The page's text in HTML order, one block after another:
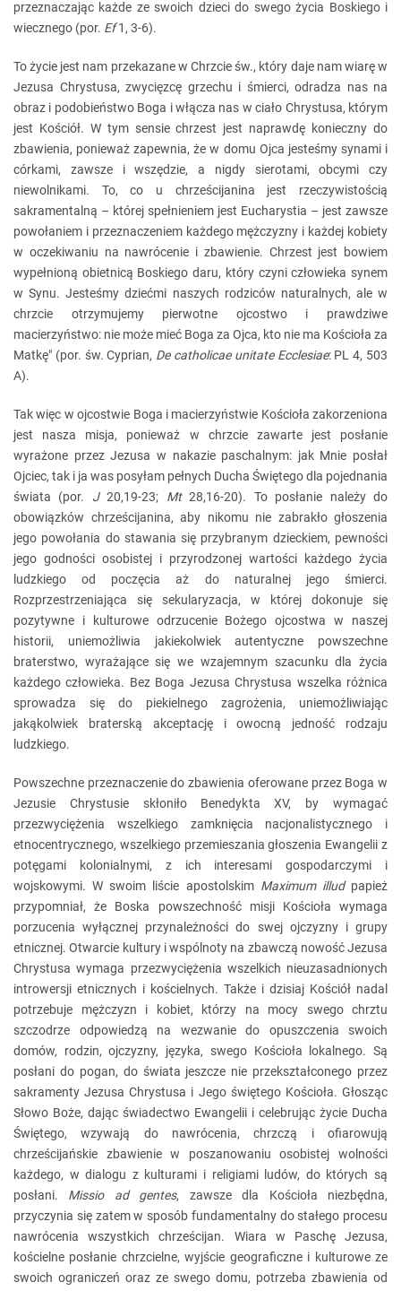
przeznaczając każde ze swoich dzieci do swego życia Boskiego i
wiecznego (por. Ef1, 3-6).
To życie jest nam przekazane w Chrzcie św., który daje nam wiarę w
Jezusa Chrystusa, zwycięzcę grzechu i śmierci, odradza nas na
obraz i podobieństwo Boga i włącza nas w ciało Chrystusa, którym
jest Kościół. W tym sensie chrzest jest naprawdę konieczny do
zbawienia, ponieważ zapewnia, że w domu Ojca jesteśmy synami i
córkami, zawsze i wszędzie, a nigdy sierotami, obcymi czy
niewolnikami. To, co u chrześcijanina jest rzeczywistością
sakramentalną – której spełnieniem jest Eucharystia – jest zawsze
powołaniem i przeznaczeniem każdego mężczyzny i każdej kobiety
w oczekiwaniu na nawrócenie i zbawienie. Chrzest jest bowiem
wypełnioną obietnicą Boskiego daru, który czyni ​​człowieka synem
w Synu. Jesteśmy dziećmi naszych rodziców naturalnych, ale w
chrzcie otrzymujemy pierwotne ojcostwo i prawdziwe
macierzyństwo: nie może mieć Boga za Ojca, kto nie ma Kościoła za
Matkę" (por. św. Cyprian, De catholicae unitate Ecclesiae: PL 4, 503
A).
Tak więc w ojcostwie Boga i macierzyństwie Kościoła zakorzeniona
jest nasza misja, ponieważ w chrzcie zawarte jest posłanie
wyrażone przez Jezusa w nakazie paschalnym: jak Mnie posłał
Ojciec, tak i ja was posyłam pełnych Ducha Świętego dla pojednania
świata (por. J20,19-23; Mt28,16-20). To posłanie należy do
obowiązków chrześcijanina, aby nikomu nie zabrakło głoszenia
jego powołania do stawania się przybranym dzieckiem, pewności
jego godności osobistej i przyrodzonej wartości każdego życia
ludzkiego od poczęcia aż do naturalnej jego śmierci.
Rozprzestrzeniająca się sekularyzacja, w której dokonuje się
pozytywne i kulturowe odrzucenie Bożego ojcostwa w naszej
historii, uniemożliwia jakiekolwiek autentyczne powszechne
braterstwo, wyrażające się we wzajemnym szacunku dla życia
każdego człowieka. Bez Boga Jezusa Chrystusa wszelka różnica
sprowadza się do piekielnego zagrożenia, uniemożliwiając
jakąkolwiek braterską akceptację i owocną jedność rodzaju
ludzkiego.
Powszechne przeznaczenie do zbawienia oferowane przez Boga w
Jezusie Chrystusie skłoniło Benedykta XV, by wymagać
przezwyciężenia wszelkiego zamknięcia nacjonalistycznego i
etnocentrycznego, wszelkiego przemieszania głoszenia Ewangelii z
potęgami kolonialnymi, z ich interesami gospodarczymi i
wojskowymi. W swoim liście apostolskim Maximum illudpapież
przypomniał, że Boska powszechność misji Kościoła wymaga
porzucenia wyłącznej przynależności do swej ojczyzny i grupy
etnicznej. Otwarcie kultury i wspólnoty na zbawczą nowość Jezusa
Chrystusa wymaga przezwyciężenia wszelkich nieuzasadnionych
introwersji etnicznych i kościelnych. Także i dzisiaj Kościół nadal
potrzebuje mężczyzn i kobiet, którzy na mocy swego chrztu
szczodrze odpowiedzą na wezwanie do opuszczenia swoich
domów, rodzin, ojczyzny, języka, swego Kościoła lokalnego. Są
posłani do pogan, do świata jeszcze nie przekształconego przez
sakramenty Jezusa Chrystusa i Jego świętego Kościoła. Głosząc
Słowo Boże, dając świadectwo Ewangelii i celebrując życie Ducha
Świętego, wzywają do nawrócenia, chrzczą i ofiarowują
chrześcijańskie zbawienie w poszanowaniu osobistej wolności
każdego, w dialogu z kulturami i religiami ludów, do których są
posłani. Missio ad gentes, zawsze dla Kościoła niezbędna,
przyczynia się zatem w sposób fundamentalny do stałego procesu
nawrócenia wszystkich chrześcijan. Wiara w Paschę Jezusa,
kościelne posłanie chrzcielne, wyjście geograficzne i kulturowe ze
swoich ograniczeń oraz ze swego domu, potrzeba zbawienia od